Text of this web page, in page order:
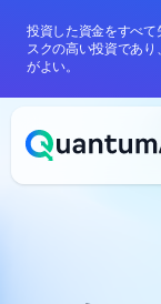
投資した資金をすべ
スクの高い投資であ
がよい。
コンテンツへスキッ